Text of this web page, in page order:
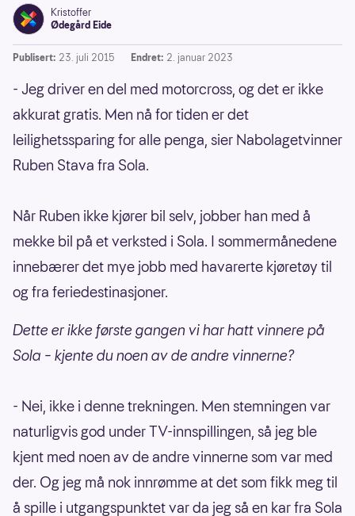
Kristoffer
Ødegård Eide
Publisert: 23. juli 2015 Endret: 2. januar 2023
- Jeg driver en del med motorcross, og det er ikke
akkurat gratis. Men nå for tiden er det
leilighetssparing for alle penga, sier Nabolagetvinner
Ruben Stava fra Sola.
Når Ruben ikke kjører bil selv, jobber han med å
mekke bil på et verksted i Sola. I sommermånedene
innebærer det mye jobb med havarerte kjøretøy til
og fra feriedestinasjoner.
Dette er ikke første gangen vi har hatt vinnere på
Sola – kjente du noen av de andre vinnerne?
- Nei, ikke i denne trekningen. Men stemningen var
naturligvis god under TV-innspillingen, så jeg ble
kjent med noen av de andre vinnerne som var med
der. Og jeg må nok innrømme at det som fikk meg til
å spille i utgangspunktet var da jeg så en kar fra Sola